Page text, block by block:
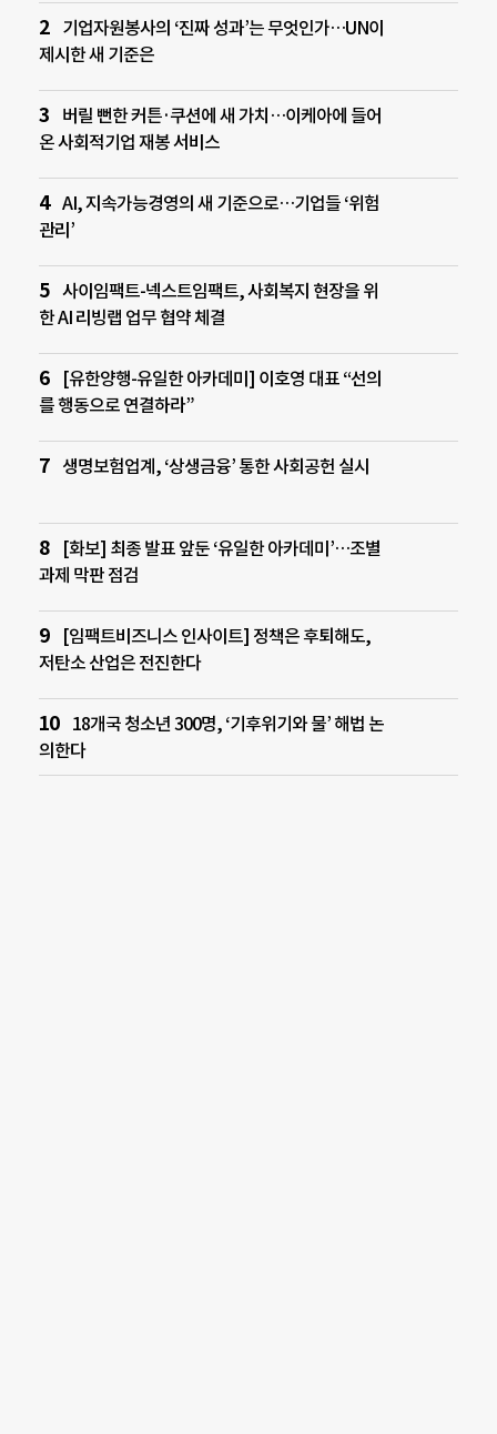
기업자원봉사의 ‘진짜 성과’는 무엇인가…UN이
제시한 새 기준은
버릴 뻔한 커튼·쿠션에 새 가치…이케아에 들어
온 사회적기업 재봉 서비스
AI, 지속가능경영의 새 기준으로…기업들 ‘위험
관리’
사이임팩트-넥스트임팩트, 사회복지 현장을 위
한 AI 리빙랩 업무 협약 체결
[유한양행-유일한 아카데미] 이호영 대표 “선의
를 행동으로 연결하라”
생명보험업계, ‘상생금융’ 통한 사회공헌 실시
[화보] 최종 발표 앞둔 ‘유일한 아카데미’…조별
과제 막판 점검
[임팩트비즈니스 인사이트] 정책은 후퇴해도,
저탄소 산업은 전진한다
18개국 청소년 300명, ‘기후위기와 물’ 해법 논
의한다